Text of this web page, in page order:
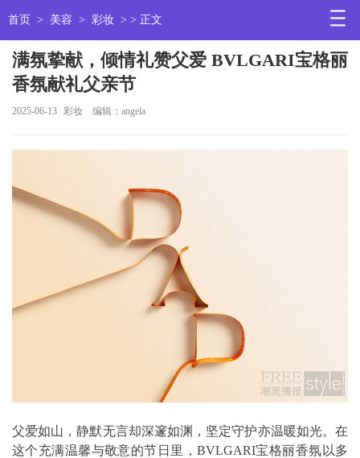
首页 > 美容 > 彩妆 > > 正文
满氛挚献，倾情礼赞父爱 BVLGARI宝格丽
香氛献礼父亲节
2025-06-13 彩妆 编辑：angela
父爱如山，静默无言却深邃如渊，坚定守护亦温暖如光。在
这个充满温馨与敬意的节日里，BVLGARI宝格丽香氛以多